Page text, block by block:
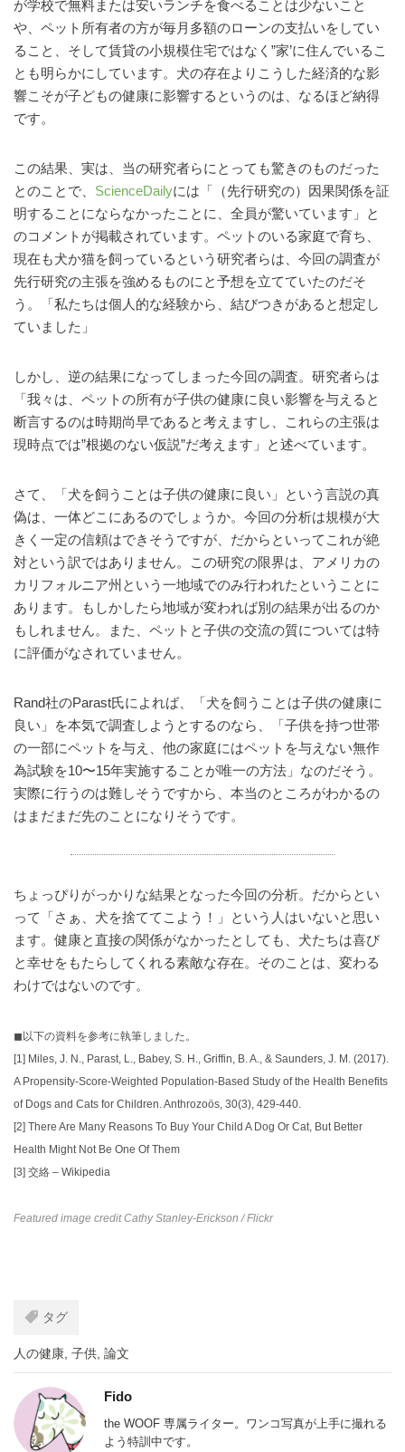
が学校で無料または安いランチを食べることは少ないこと
や、ペット所有者の方が毎月多額のローンの支払いをしてい
ること、そして賃貸の小規模住宅ではなく”家’に住んでいるこ
とも明らかにしています。犬の存在よりこうした経済的な影
響こそが子どもの健康に影響するというのは、なるほど納得
です。
この結果、実は、当の研究者らにとっても驚きのものだった
とのことで、 ScienceDailyには「（先行研究の）因果関係を証
明することにならなかったことに、全員が驚いています」と
のコメントが掲載されています。ペットのいる家庭で育ち、
現在も犬か猫を飼っているという研究者らは、今回の調査が
先行研究の主張を強めるものにと予想を立てていたのだそ
う。「私たちは個人的な経験から、結びつきがあると想定し
ていました」
しかし、逆の結果になってしまった今回の調査。研究者らは
「我々は、ペットの所有が子供の健康に良い影響を与えると
断言するのは時期尚早であると考えますし、これらの主張は
現時点では”根拠のない仮説”だ考えます」と述べています。
さて、「犬を飼うことは子供の健康に良い」という言説の真
偽は、一体どこにあるのでしょうか。今回の分析は規模が大
きく一定の信頼はできそうですが、だからといってこれが絶
対という訳ではありません。この研究の限界は、アメリカの
カリフォルニア州という一地域でのみ行われたということに
あります。もしかしたら地域が変われば別の結果が出るのか
もしれません。また、ペットと子供の交流の質については特
に評価がなされていません。
Rand社のParast氏によれば、「犬を飼うことは子供の健康に
良い」を本気で調査しようとするのなら、「子供を持つ世帯
の一部にペットを与え、他の家庭にはペットを与えない無作
為試験を10〜15年実施することが唯一の方法」なのだそう。
実際に行うのは難しそうですから、本当のところがわかるの
はまだまだ先のことになりそうです。
ちょっぴりがっかりな結果となった今回の分析。だからとい
って「さぁ、犬を捨ててこよう！」という人はいないと思い
ます。健康と直接の関係がなかったとしても、犬たちは喜び
と幸せをもたらしてくれる素敵な存在。そのことは、変わる
わけではないのです。
◼︎以下の資料を参考に執筆しました。
[1] Miles, J. N., Parast, L., Babey, S. H., Griffin, B. A., & Saunders, J. M. (2017).
A Propensity-Score-Weighted Population-Based Study of the Health Benefits
of Dogs and Cats for Children. Anthrozoös, 30(3), 429-440.
[2] There Are Many Reasons To Buy Your Child A Dog Or Cat, But Better
Health Might Not Be One Of Them
[3] 交絡 – Wikipedia
Featured image creditCathy Stanley-Erickson / Flickr
タグ
人の健康, 子供, 論文
Fido
the WOOF 専属ライター。ワンコ写真が上手に撮れる
よう特訓中です。